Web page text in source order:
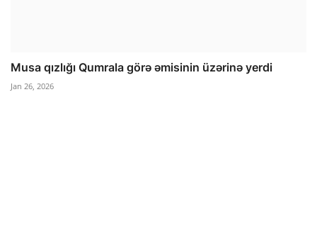
Musa qızlığı Qumrala görə əmisinin üzərinə yerdi
Jan 26, 2026